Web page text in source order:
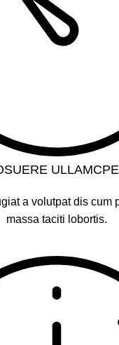
a volutpat dis cum
massa taciti lobortis.